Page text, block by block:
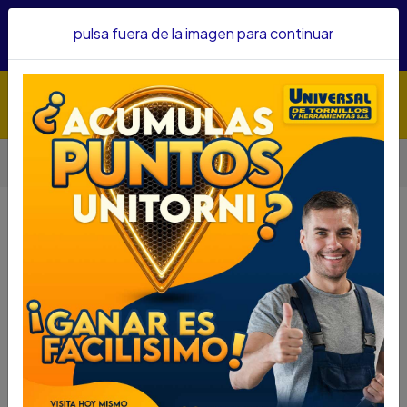
confianza&nbsp;Recibe un KIT PARRILLERO por compras
Inicio Automotriz
Aditivos Y Embellecedores
ELIMINADOR HUMO SIMONIZ 354 ML 103352
ELIMINADOR HUMO SIMONIZ 354
ML 103352
ELIMINADOR HUMO SIMONIZ 354 ML 103352
SKU...30560003
DESCRIPCIÓN..
ESPECIFICACIONES
Eliminador de Humo
pulsa fuera de la imagen para continuar